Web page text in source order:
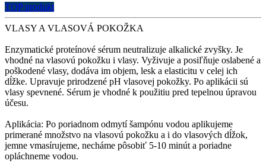
TOP produkt
VLASY A VLASOVÁ POKOŽKA
Enzymatické proteínové sérum neutralizuje alkalické zvyšky. Je
vhodné na vlasovú pokožku i vlasy. Vyživuje a posiľňuje oslabené a
poškodené vlasy, dodáva im objem, lesk a elasticitu v celej ich
dĺžke. Upravuje prirodzené pH vlasovej pokožky. Po aplikácii sú
vlasy spevnené. Sérum je vhodné k použitiu pred tepelnou úpravou
účesu.
Aplikácia: Po poriadnom odmytí šampónu vodou aplikujeme
primerané množstvo na vlasovú pokožku a i do vlasových dĺžok,
jemne vmasírujeme, necháme pôsobiť 5-10 minút a poriadne
opláchneme vodou.